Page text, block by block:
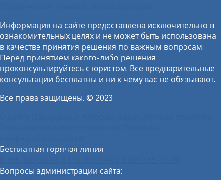
Информация на сайте предоставлена исключительно в
ознакомительных целях и не может быть использована
в качестве принятия решения по важным вопросам.
Перед принятием какого-либо решения
проконсультируйтесь с юристом. Все предварительные
консультации бесплатны и ни к чему вас не обязывают.
Все права защищены. © 2023
Бесплатная горячая линия
Вопросы администрации сайта: